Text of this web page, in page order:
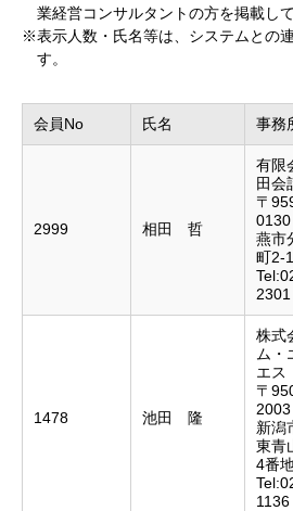
業経営コンサルタントの方を掲載して
表示人数・氏名等は、システムとの
す。
会員No 氏名 事務
2999 相田 哲
有限
田会
〒
燕市
町2-
2301
1478 池田 隆
株式
ム・
エス
〒
新潟
東青
4番
1136